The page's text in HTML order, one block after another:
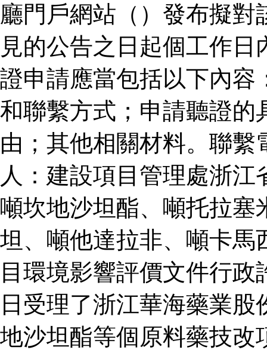
廳門戶網站（）發布擬
見的公告之日起個工作
證申請應當包括以下內容
和聯繫方式；申請聽證的
由；其他相關材料。聯
人：建設項目管理處浙
噸坎地沙坦酯、噸托拉塞
坦、噸他達拉非、噸卡馬
目環境影響評價文件行
日受理了浙江華海藥業
地沙坦酯等個原料藥技改